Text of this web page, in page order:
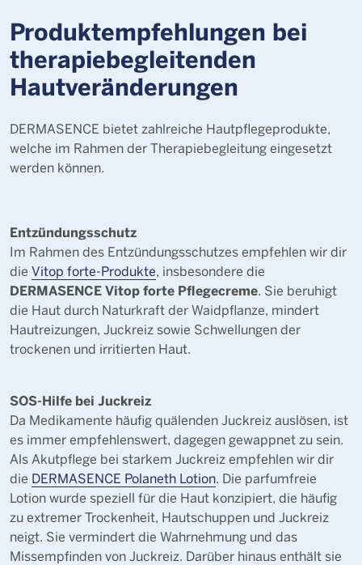
Produktempfehlungen bei
therapiebegleitenden
Hautveränderungen
DERMASENCE bietet zahlreiche Hautpflegeprodukte,
welche im Rahmen der Therapiebegleitung eingesetzt
werden können.
Entzündungsschutz
Im Rahmen des Entzündungsschutzes empfehlen wir dir
die Vitop forte-Produkte, insbesondere die
DERMASENCE Vitop forte Pflegecreme. Sie beruhigt
die Haut durch Naturkraft der Waidpflanze, mindert
Hautreizungen, Juckreiz sowie Schwellungen der
trockenen und irritierten Haut.
SOS-Hilfe bei Juckreiz
Da Medikamente häufig quälenden Juckreiz auslösen, ist
es immer empfehlenswert, dagegen gewappnet zu sein.
Als Akutpflege bei starkem Juckreiz empfehlen wir dir
die DERMASENCE Polaneth Lotion. Die parfumfreie
Lotion wurde speziell für die Haut konzipiert, die häufig
zu extremer Trockenheit, Hautschuppen und Juckreiz
neigt. Sie vermindert die Wahrnehmung und das
Missempfinden von Juckreiz. Darüber hinaus enthält sie